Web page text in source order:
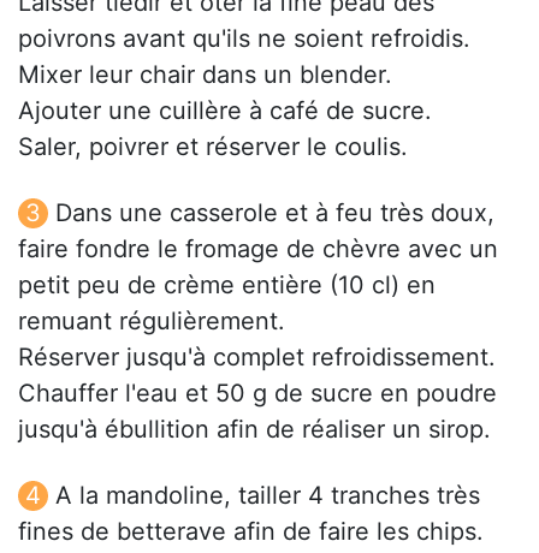
poivrons avant qu'ils ne soient refroidis.
Mixer leur chair dans un blender.
Ajouter une cuillère à café de sucre.
Saler, poivrer et réserver le coulis.
Dans une casserole et à feu très doux,
faire fondre le fromage de chèvre avec un
petit peu de crème entière (10 cl) en
remuant régulièrement.
Réserver jusqu'à complet refroidissement.
Chauffer l'eau et 50 g de sucre en poudre
jusqu'à ébullition afin de réaliser un sirop.
A la mandoline, tailler 4 tranches très
fines de betterave afin de faire les chips.